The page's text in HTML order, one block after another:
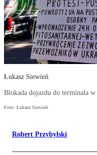
Łukasz Siewień
Blokada dojazdu do terminala
Foto: Łukasz Siewień
Robert Przybylski